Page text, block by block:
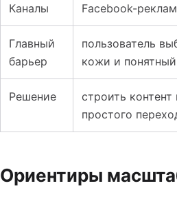
Каналы Facebook-
Главный
барьер
пользователь
кожи и
Решение
строить
простого
Ориентиры